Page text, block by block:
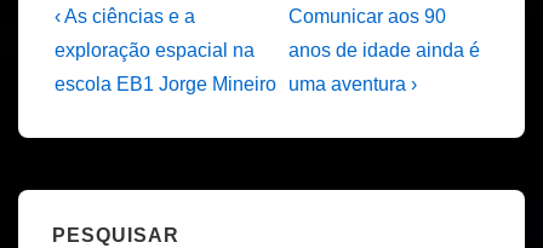
Navegação
de
artigos
Previous
Post
is
‹ As ciências e a
exploração espacial na
escola EB1 Jorge Mineiro
Next
Post
is
Comunicar aos 90
anos de idade ainda é
uma aventura ›
PESQUISAR